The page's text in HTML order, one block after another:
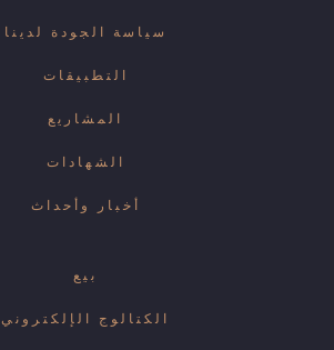
سياسة الجودة لدينا
التطبيقات
المشاريع
الشهادات
أخبار وأحداث
بيع
الكتالوج الإلكتروني